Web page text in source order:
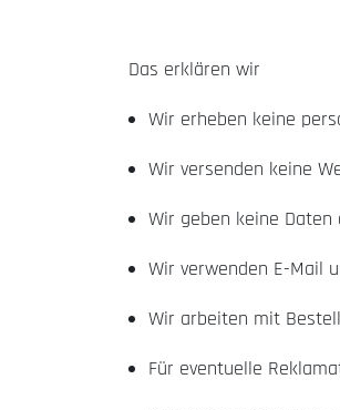
Das erklären wir
Wir erheben keine
Wir versenden keine
Wir geben keine
Wir verwenden E-Mail
Wir arbeiten mit
Für eventuelle